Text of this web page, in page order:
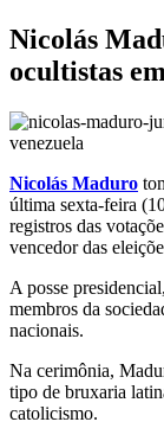
Nicolás
ocultistas
Nicolás Maduro
última sexta-feira
registros das
vencedor das
A posse
membros da
nacionais.
Na cerimônia,
tipo de bruxaria
catolicismo.